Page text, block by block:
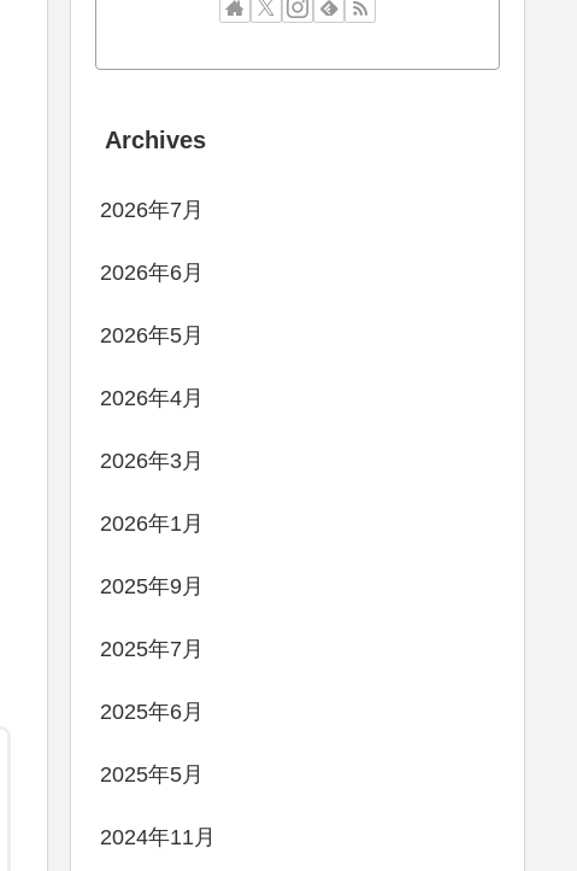
Archives
2026年7月
2026年6月
2026年5月
2026年4月
2026年3月
2026年1月
2025年9月
2025年7月
2025年6月
2025年5月
2024年11月